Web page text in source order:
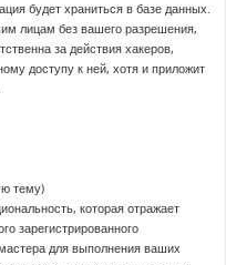
будет храниться в базе данных.
лицам без вашего разрешения,
за действия хакеров,
доступу к ней, хотя и приложит
тему)
которая отражает
зарегистрированного
для выполнения ваших